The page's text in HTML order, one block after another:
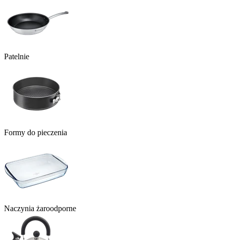
Patelnie
Formy do pieczenia
Naczynia żaroodporne